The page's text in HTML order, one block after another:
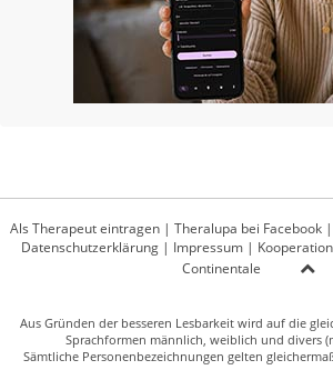
Als Therapeut eintragen | Theralupa bei Facebook |
Datenschutzerklärung| Impressum|
Continentale
Aus Gründen der besseren Lesbarkeit wird auf die
Sprachformen männlich, weiblich und divers
Sämtliche Personenbezeichnungen gelten